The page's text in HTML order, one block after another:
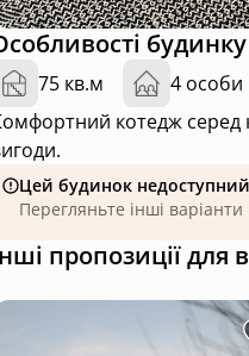
будинку
75 кв.м 4 особи
котедж серед
Цей будинок
Перегляньте інші варіанти
пропозиції для